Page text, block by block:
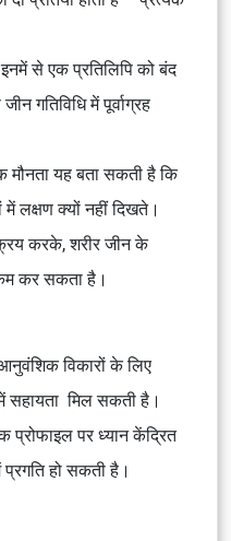
से एक प्रतिलिपि को बंद
गतिविधि में पूर्वाग्रह
मौनता यह बता सकती है कि
में लक्षण क्यों नहीं दिखते।
करके, शरीर जीन के
कर सकता है।
विकारों के लिए
सहायता मिल सकती है।
प्रोफाइल पर ध्यान केंद्रित
हो सकती है।